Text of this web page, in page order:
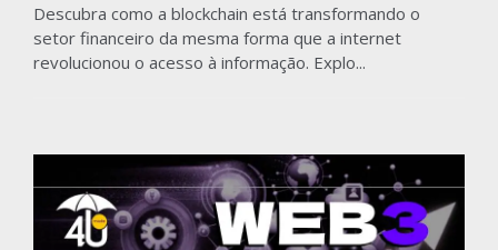
Descubra como a blockchain está transformando o
setor financeiro da mesma forma que a internet
revolucionou o acesso à informação. Explo...